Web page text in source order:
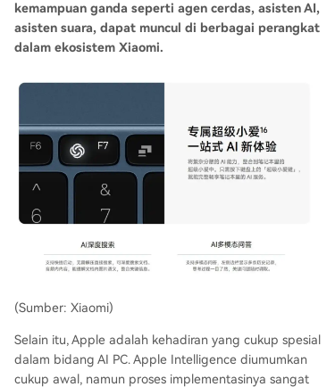
kemampuan ganda seperti agen cerdas, asisten AI,
asisten suara, dapat muncul di berbagai perangkat
dalam ekosistem Xiaomi.
(Sumber: Xiaomi)
Selain itu, Apple adalah kehadiran yang cukup spesial
dalam bidang AI PC. Apple Intelligence diumumkan
cukup awal, namun proses implementasinya sangat